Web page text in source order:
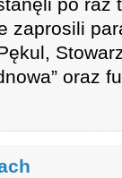
zaprosili
oraz